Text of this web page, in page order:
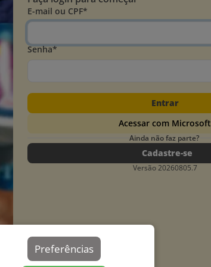
Preferências
E-mail ou CPF*
Senha*
Entrar
Acessar com Microsoft
Ainda não faz parte?
Cadastre-se
Versão 20260805.7